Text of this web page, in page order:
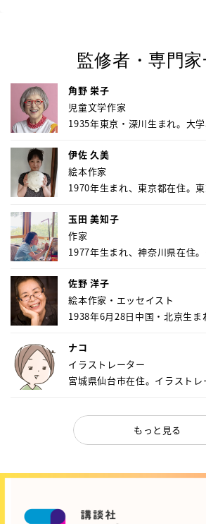
監修者・専門
角野 栄子
児童文学作家
1935年東京・深川生まれ。大
伊佐 久美
絵本作家
1970年生まれ、東京都在住。
玉田 美知子
作家
1977年生まれ、神奈川県在住
佐野 洋子
絵本作家・エッセイスト
1938年6月28日中国・北京生
ナコ
イラストレーター
宮城県仙台市在住。イラスト
もっと見る